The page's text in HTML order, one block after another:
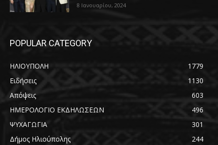
8 Ιανουαρίου, 2024
POPULAR CATEGORY
ΗΛΙΟΥΠΟΛΗ
1779
Ειδήσεις
1130
Απόψεις
603
ΗΜΕΡΟΛΟΓΙΟ ΕΚΔΗΛΩΣΕΩΝ
496
ΨΥΧΑΓΩΓΙΑ
301
Δήμος Ηλιούπολης
244